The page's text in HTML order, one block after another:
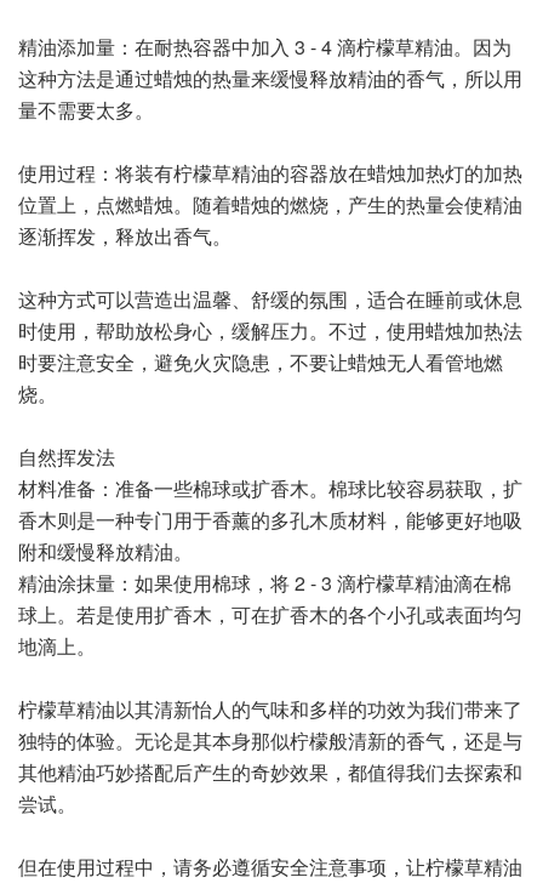
精油添加量：在耐热容器中加入 3 - 4 滴柠檬草精油。因为
这种方法是通过蜡烛的热量来缓慢释放精油的香气，所以用
量不需要太多。
使用过程：将装有柠檬草精油的容器放在蜡烛加热灯的加热
位置上，点燃蜡烛。随着蜡烛的燃烧，产生的热量会使精油
逐渐挥发，释放出香气。
这种方式可以营造出温馨、舒缓的氛围，适合在睡前或休息
时使用，帮助放松身心，缓解压力。不过，使用蜡烛加热法
时要注意安全，避免火灾隐患，不要让蜡烛无人看管地燃
烧。
自然挥发法
材料准备：准备一些棉球或扩香木。棉球比较容易获取，扩
香木则是一种专门用于香薰的多孔木质材料，能够更好地吸
附和缓慢释放精油。
精油涂抹量：如果使用棉球，将 2 - 3 滴柠檬草精油滴在棉
球上。若是使用扩香木，可在扩香木的各个小孔或表面均匀
地滴上。
柠檬草精油以其清新怡人的气味和多样的功效为我们带来了
独特的体验。无论是其本身那似柠檬般清新的香气，还是与
其他精油巧妙搭配后产生的奇妙效果，都值得我们去探索和
尝试。
但在使用过程中，请务必遵循安全注意事项，让柠檬草精油